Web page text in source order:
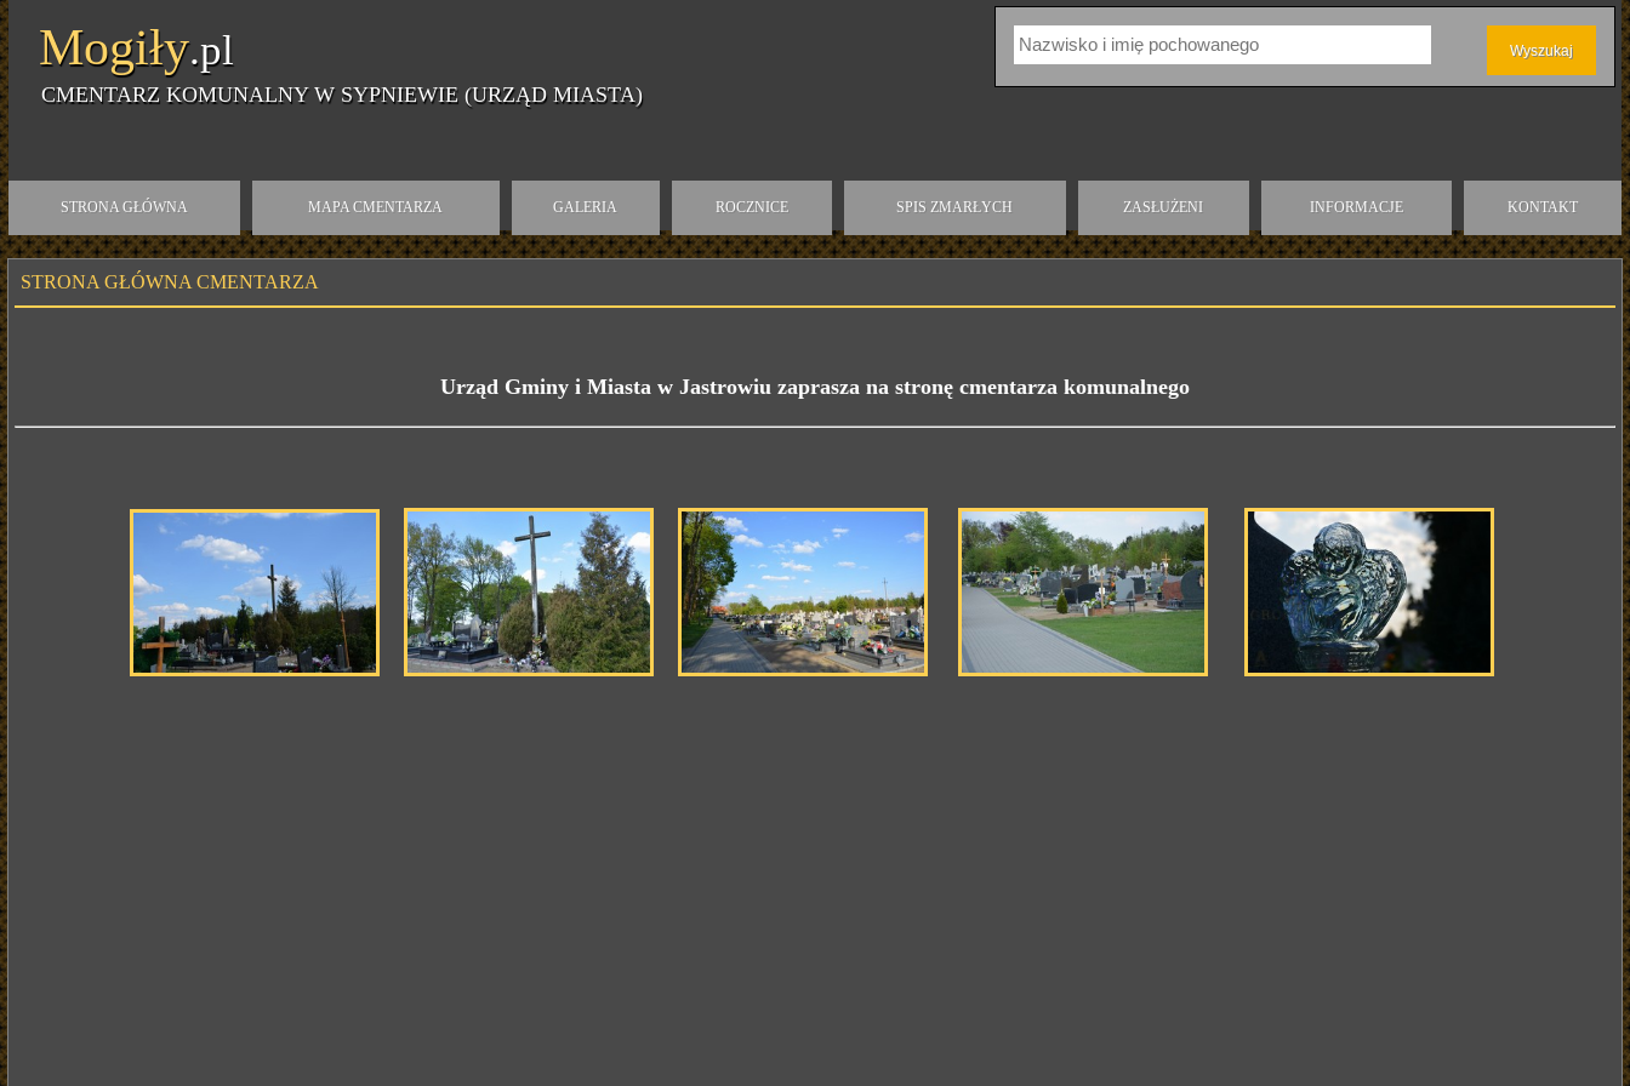
Mogiły.pl
CMENTARZ KOMUNALNY W SYPNIEWIE (URZĄD MIASTA)
STRONA GŁÓWNA MAPA CMENTARZA GALERIA ROCZNICE SPIS ZMARŁYCH ZASŁUŻENI INFORMACJE KONTAKT
STRONA GŁÓWNA CMENTARZA
Urząd Gminy i Miasta w Jastrowiu zaprasza na stronę cmentarza komunalnego